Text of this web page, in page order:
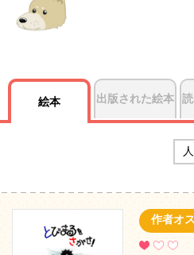
絵本 出版された絵本
作者オ